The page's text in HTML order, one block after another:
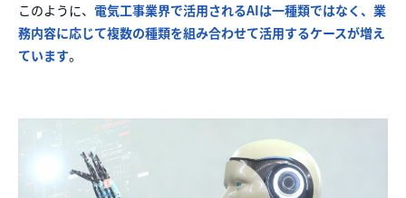
このように、 電気工事業界で活用されるAIは一種類ではなく、業
務内容に応じて複数の種類を組み合わせて活用するケースが増え
ています。